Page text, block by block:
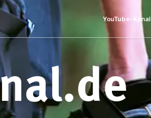
YouTube-Kanal